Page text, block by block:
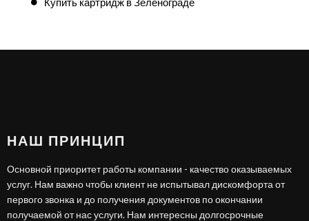
НАШ ПРИНЦИП
Основной приоритет работы компании - качество оказываемых
услуг. Нам важно чтобы клиент не испытывал дискомфорта от
первого звонка и до получения документов по окончании
получаемой от нас услуги. Нам интересны долгосрочные